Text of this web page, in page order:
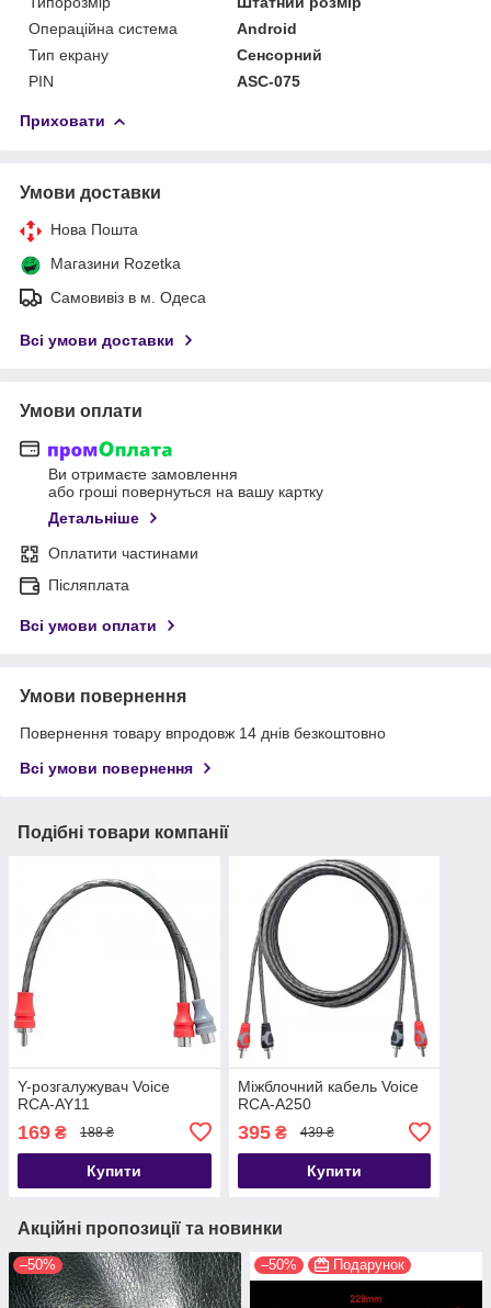
Операційна система
Android
Тип екрану
Сенсорний
PIN
ASC-075
Приховати
Умови доставки
Нова Пошта
Магазини Rozetka
Самовивіз в м. Одеса
Всі умови доставки
Умови оплати
Ви отримаєте замовлення
або гроші повернуться на вашу картку
Детальніше
Оплатити частинами
Післяплата
Всі умови оплати
Умови повернення
Повернення товару впродовж 14 днів безкоштовно
Всі умови повернення
Подібні товари компанії
Y-розгалужувач Voice
RCA-AY11
169 ₴ 188 ₴
Купити
Міжблочний кабель Voice
RCA-A250
395₴ 439 ₴
Купити
Акційні пропозиції та новинки
–50% –50% Подарунок